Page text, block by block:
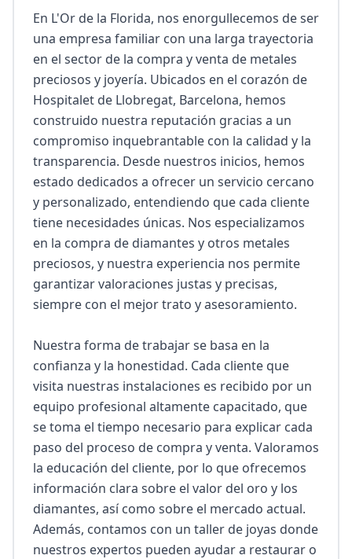
En L'Or de la Florida, nos enorgullecemos de ser
una empresa familiar con una larga trayectoria
en el sector de la compra y venta de metales
preciosos y joyería. Ubicados en el corazón de
Hospitalet de Llobregat, Barcelona, hemos
construido nuestra reputación gracias a un
compromiso inquebrantable con la calidad y la
transparencia. Desde nuestros inicios, hemos
estado dedicados a ofrecer un servicio cercano
y personalizado, entendiendo que cada cliente
tiene necesidades únicas. Nos especializamos
en la compra de diamantes y otros metales
preciosos, y nuestra experiencia nos permite
garantizar valoraciones justas y precisas,
siempre con el mejor trato y asesoramiento.
Nuestra forma de trabajar se basa en la
confianza y la honestidad. Cada cliente que
visita nuestras instalaciones es recibido por un
equipo profesional altamente capacitado, que
se toma el tiempo necesario para explicar cada
paso del proceso de compra y venta. Valoramos
la educación del cliente, por lo que ofrecemos
información clara sobre el valor del oro y los
diamantes, así como sobre el mercado actual.
Además, contamos con un taller de joyas donde
nuestros expertos pueden ayudar a restaurar o